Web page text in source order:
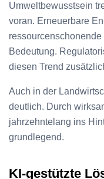
Umweltbewusstsein
voran. Erneuerbare
Bedeutung.
diesen Trend
Auch in der
deutlich. Durch
jahrzehntelang ins
grundlegend.
KI-gestützte